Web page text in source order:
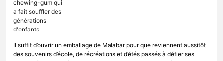
Il suffit d’ouvrir un emballage de Malabar pour que reviennent aussitôt
des souvenirs d’école, de récréations et d’étés passés à défier ses